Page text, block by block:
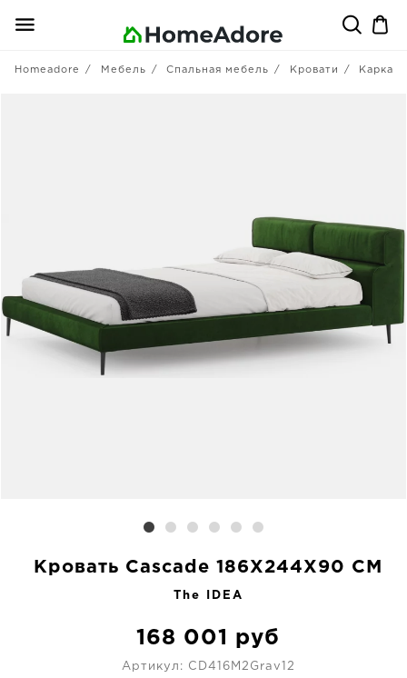
Homeadore Мебель Спальная мебель Кровати
Кровать Cascade 186X244X90 CM
The IDEA
168 001 руб
Артикул: CD416M2Grav12